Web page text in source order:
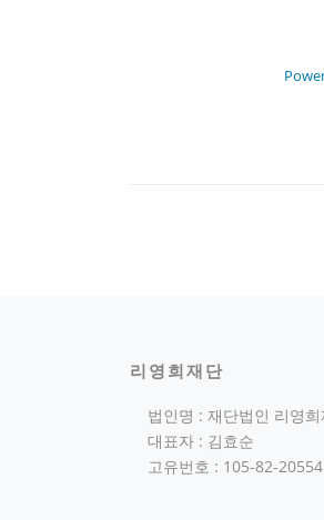
리영희재단
법인명 : 재단법인 리영
대표자 : 김효순
고유번호 : 105-82-20554